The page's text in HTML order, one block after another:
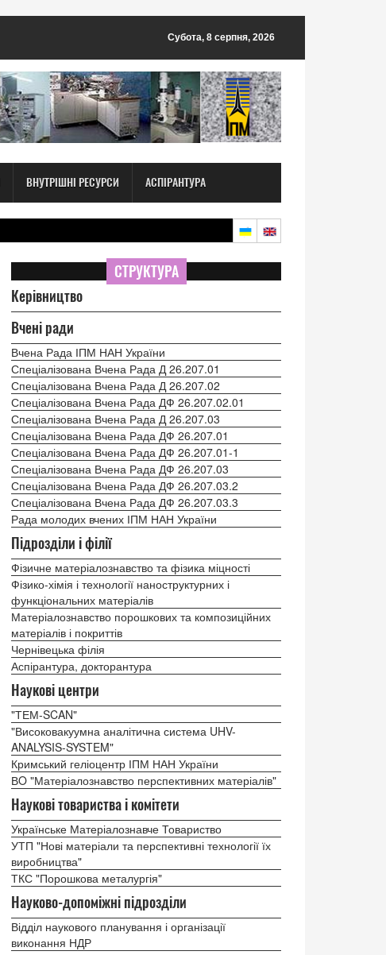
Субота, 8 серпня, 2026
ВНУТРІШНІ РЕСУРСИ АСПІРАНТУРА
СТРУКТУРА
Керівництво
Вчені ради
Вчена Рада ІПМ НАН України
Спеціалізована Вчена Рада Д 26.207.01
Спеціалізована Вчена Рада Д 26.207.02
Спеціалізована Вчена Рада ДФ 26.207.02.01
Спеціалізована Вчена Рада Д 26.207.03
Спеціалізована Вчена Рада ДФ 26.207.01
Спеціалізована Вчена Рада ДФ 26.207.01-1
Спеціалізована Вчена Рада ДФ 26.207.03
Спеціалізована Вчена Рада ДФ 26.207.03.2
Спеціалізована Вчена Рада ДФ 26.207.03.3
Рада молодих вчених ІПМ НАН України
Підрозділи і філії
Фізичне матеріалознавство та фізика міцності
Фізико-хімія і технології наноструктурних і
функціональних матеріалів
Матеріалознавство порошкових та композиційних
матеріалів і покриттів
Чернівецька філія
Аспірантура, докторантура
Наукові центри
"ТЕМ-SCAN"
"Високовакуумна аналітична система UHV-
ANALYSIS-SYSTEM"
Кримський геліоцентр ІПМ НАН України
ВO "Матеріалознавство перспективних матеріалів"
Наукові товариcтва і комітети
Українське Матеріалознавче Товариство
УТП "Нові матеріали та перспективні технології їх
виробництва"
ТКС "Порошкова металургія"
Науково-допоміжні підрозділи
Відділ наукового планування і організації
виконання НДР